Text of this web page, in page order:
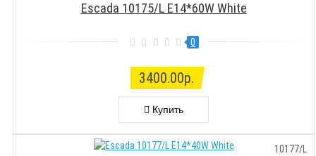
Escada 10175/L Е14*60W White
0
3400.00р.
Купить
10177/L